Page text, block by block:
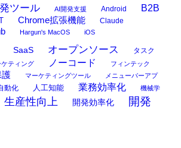
ツール AI開発支援 Android
B2B
Chrome拡張機能 Claude
Hargun's MacOS iOS
SaaS オープンソース
タスク
ティング ノーコード フィンテック
護 マーケティングツール
メニューバーアプ
動化 人工知能 業務効率化 機械学
生産性向上 開発効率化
開発